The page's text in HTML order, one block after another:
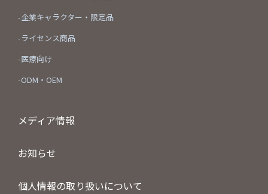
-企業キャラクター・限定品
-ライセンス商品
-医療向け
-ODM・OEM
メディア情報
お知らせ
個人情報の取り扱いについて